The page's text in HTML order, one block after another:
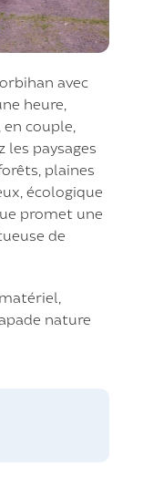
avec
heure,
couple,
les paysages
plaines
écologique
promet une
de
nature